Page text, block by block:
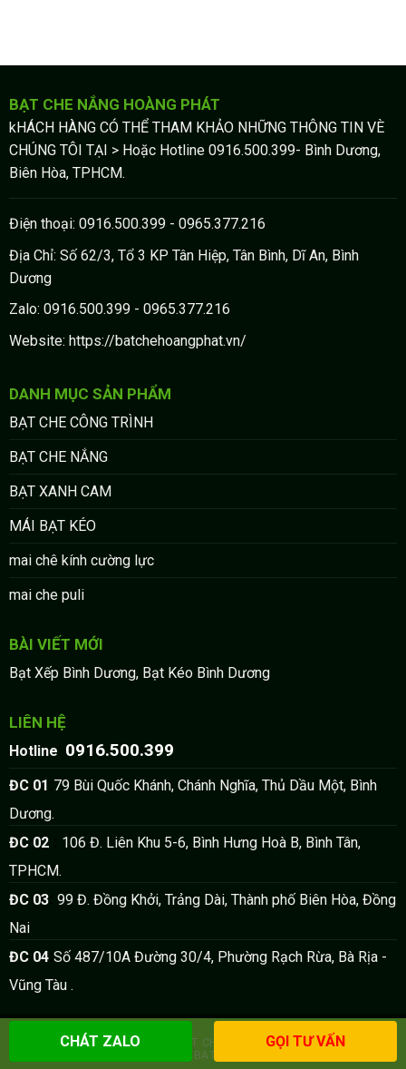
BẠT CHE NẮNG HOÀNG PHÁT
kHÁCH HÀNG CÓ THỂ THAM KHẢO NHỮNG THÔNG TIN VÈ
CHÚNG TÔI TẠI > Hoặc Hotline 0916.500.399- Bình Dương,
Biên Hòa, TPHCM.
Điện thoại: 0916.500.399 - 0965.377.216
Địa Chỉ: Số 62/3, Tổ 3 KP Tân Hiệp, Tân Bình, Dĩ An, Bình
Dương
Zalo: 0916.500.399 - 0965.377.216
Website: https://batchehoangphat.vn/
DANH MỤC SẢN PHẨM
BẠT CHE CÔNG TRÌNH
BẠT CHE NẮNG
BẠT XANH CAM
MÁI BẠT KÉO
mai chê kính cường lực
mai che puli
BÀI VIẾT MỚI
Bạt Xếp Bình Dương, Bạt Kéo Bình Dương
LIÊN HỆ
Hotline 0916.500.399
ĐC 01 79 Bùi Quốc Khánh, Chánh Nghĩa, Thủ Dầu Một, Bình
Dương.
ĐC 02:
106 Đ. Liên Khu 5-6, Bình Hưng Hoà B, Bình Tân,
TPHCM.
ĐC 03: 99 Đ. Đồng Khởi, Trảng Dài, Thành phố Biên Hòa, Đồng
Nai
ĐC 04: Số 487/10A Đường 30/4, Phường Rạch Rừa, Bà Rịa -
Vũng Tàu .
BẠT CHE CÔNG TRÌNH BẠT CHE NẮNG
BẠT XANH CAM
MÁI BẠT KÉO
CHÁT ZALO GỌI TƯ VẤN